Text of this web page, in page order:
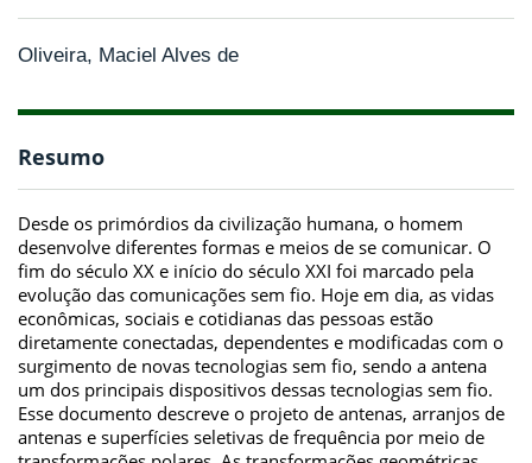
Oliveira, Maciel Alves de
Resumo
Desde os primórdios da civilização humana, o homem
desenvolve diferentes formas e meios de se comunicar. O
fim do século XX e início do século XXI foi marcado pela
evolução das comunicações sem fio. Hoje em dia, as vidas
econômicas, sociais e cotidianas das pessoas estão
diretamente conectadas, dependentes e modificadas com o
surgimento de novas tecnologias sem fio, sendo a antena
um dos principais dispositivos dessas tecnologias sem fio.
Esse documento descreve o projeto de antenas, arranjos de
antenas e superfícies seletivas de frequência por meio de